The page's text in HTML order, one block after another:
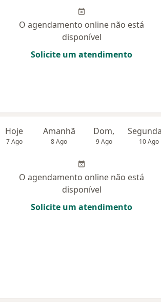
O agendamento online não está
disponível
Solicite um atendimento
Hoje
7 Ago
Amanhã
8 Ago
Dom,
9 Ago 10 Ago
O agendamento online não está
disponível
Solicite um atendimento